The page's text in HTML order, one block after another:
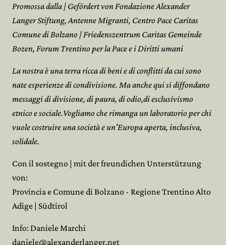
Promossa dalla | Gefördert von Fondazione Alexander
Langer Stiftung, Antenne Migranti, Centro Pace Caritas
Comune di Bolzano | Friedenszentrum Caritas Gemeinde
Bozen, Forum Trentino per la Pace e i Diritti umani
La nostra è una terra ricca di beni e di conflitti da cui sono
nate esperienze di condivisione. Ma anche qui si diffondano
messaggi di divisione, di paura, di odio,di esclusivismo
etnico e sociale.Vogliamo che rimanga un laboratorio per chi
vuole costruire una società e un'Europa aperta, inclusiva,
solidale.
Con il sostegno | mit der freundichen Unterstützung
von:
Provincia e Comune di Bolzano - Regione Trentino Alto
Adige | Südtirol
Info: Daniele Marchi
daniele@alexanderlanger.net